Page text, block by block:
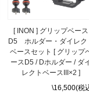
[ INON ] グリップベース
D5 ホルダー・ダイレク
ベースセット [ グリップ
ースD5 / Dホルダー / ダ
レクトベースIII×2 ]
\16,500(税